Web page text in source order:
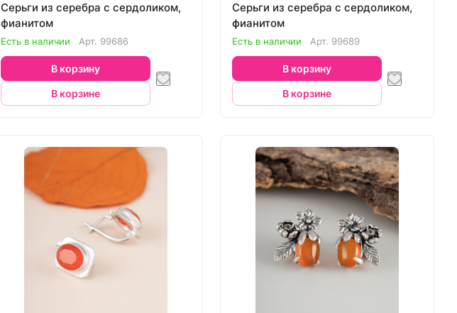
Серьги из серебра с сердоликом,
фианитом
Есть в наличии Арт. 99686
В корзину
В корзине
Серьги из серебра с сердоликом,
фианитом
Есть в наличии Арт. 99689
В корзину
В корзине